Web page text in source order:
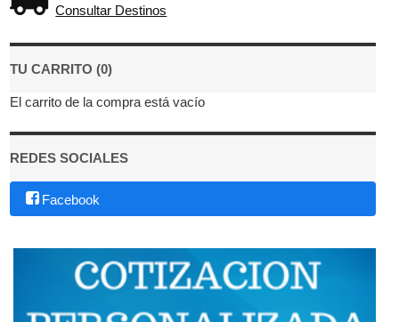
Consultar Destinos
TU CARRITO (0)
El carrito de la compra está vacío
REDES SOCIALES
Facebook